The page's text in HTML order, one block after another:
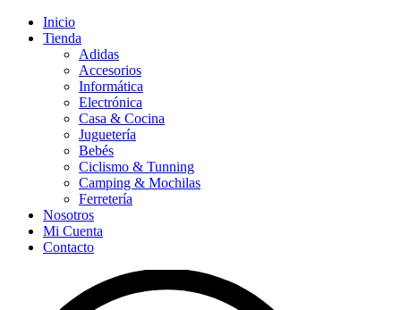
Inicio
Tienda
Adidas
Accesorios
Informática
Electrónica
Casa & Cocina
Juguetería
Bebés
Ciclismo & Tunning
Camping & Mochilas
Ferretería
Nosotros
Mi Cuenta
Contacto